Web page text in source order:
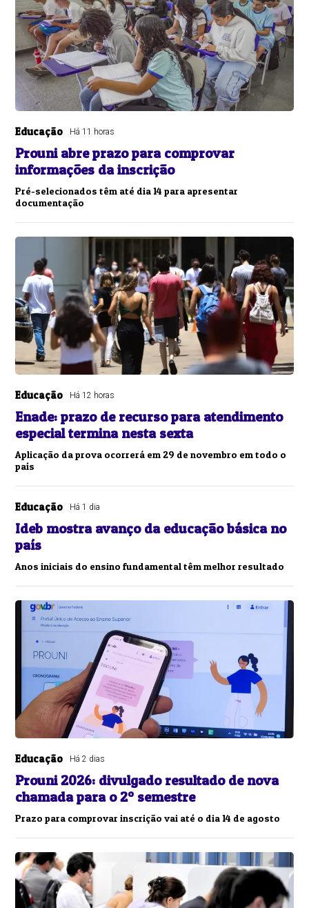
Educação Há 11 horas
Prouni abre prazo para comprovar
informações da inscrição
Pré-selecionados têm até dia 14 para apresentar
documentação
Educação Há 12 horas
Enade: prazo de recurso para atendimento
especial termina nesta sexta
Aplicação da prova ocorrerá em 29 de novembro em todo o
país
Educação Há 1 dia
Ideb mostra avanço da educação básica no
país
Anos iniciais do ensino fundamental têm melhor resultado
Educação Há 2 dias
Prouni 2026: divulgado resultado de nova
chamada para o 2º semestre
Prazo para comprovar inscrição vai até o dia 14 de agosto